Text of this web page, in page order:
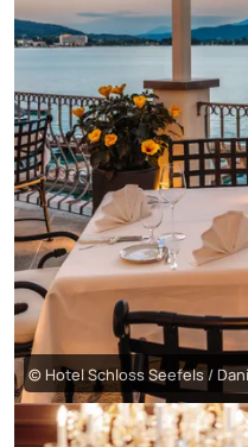
© Hotel Schloss Seefels /